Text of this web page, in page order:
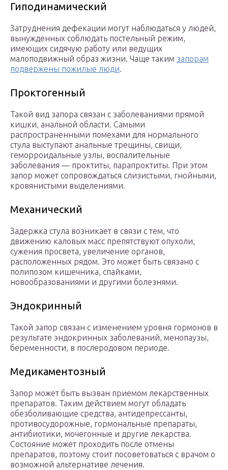
Гиподинамический
Затруднения дефекации могут наблюдаться у людей,
вынужденных соблюдать постельный режим,
имеющих сидячую работу или ведущих
малоподвижный образ жизни. Чаще таким запорам
подвержены пожилые люди.
Проктогенный
Такой вид запора связан с заболеваниями прямой
кишки, анальной области. Самыми
распространенными помехами для нормального
стула выступают анальные трещины, свищи,
геморроидальные узлы, воспалительные
заболевания — проктиты, парапроктиты. При этом
запор может сопровождаться слизистыми, гнойными,
кровянистыми выделениями.
Механический
Задержка стула возникает в связи с тем, что
движению каловых масс препятствуют опухоли,
сужения просвета, увеличение органов,
расположенных рядом. Это может быть связано с
полипозом кишечника, спайками,
новообразованиями и другими болезнями.
Эндокринный
Такой запор связан с изменением уровня гормонов в
результате эндокринных заболеваний, менопаузы,
беременности, в послеродовом периоде.
Медикаментозный
Запор может быть вызван приемом лекарственных
препаратов. Таким действием могут обладать
обезболивающие средства, антидепрессанты,
противосудорожные, гормональные препараты,
антибиотики, мочегонные и другие лекарства.
Состояние может проходить после отмены
препаратов, поэтому стоит посоветоваться с врачом о
возможной альтернативе лечения.